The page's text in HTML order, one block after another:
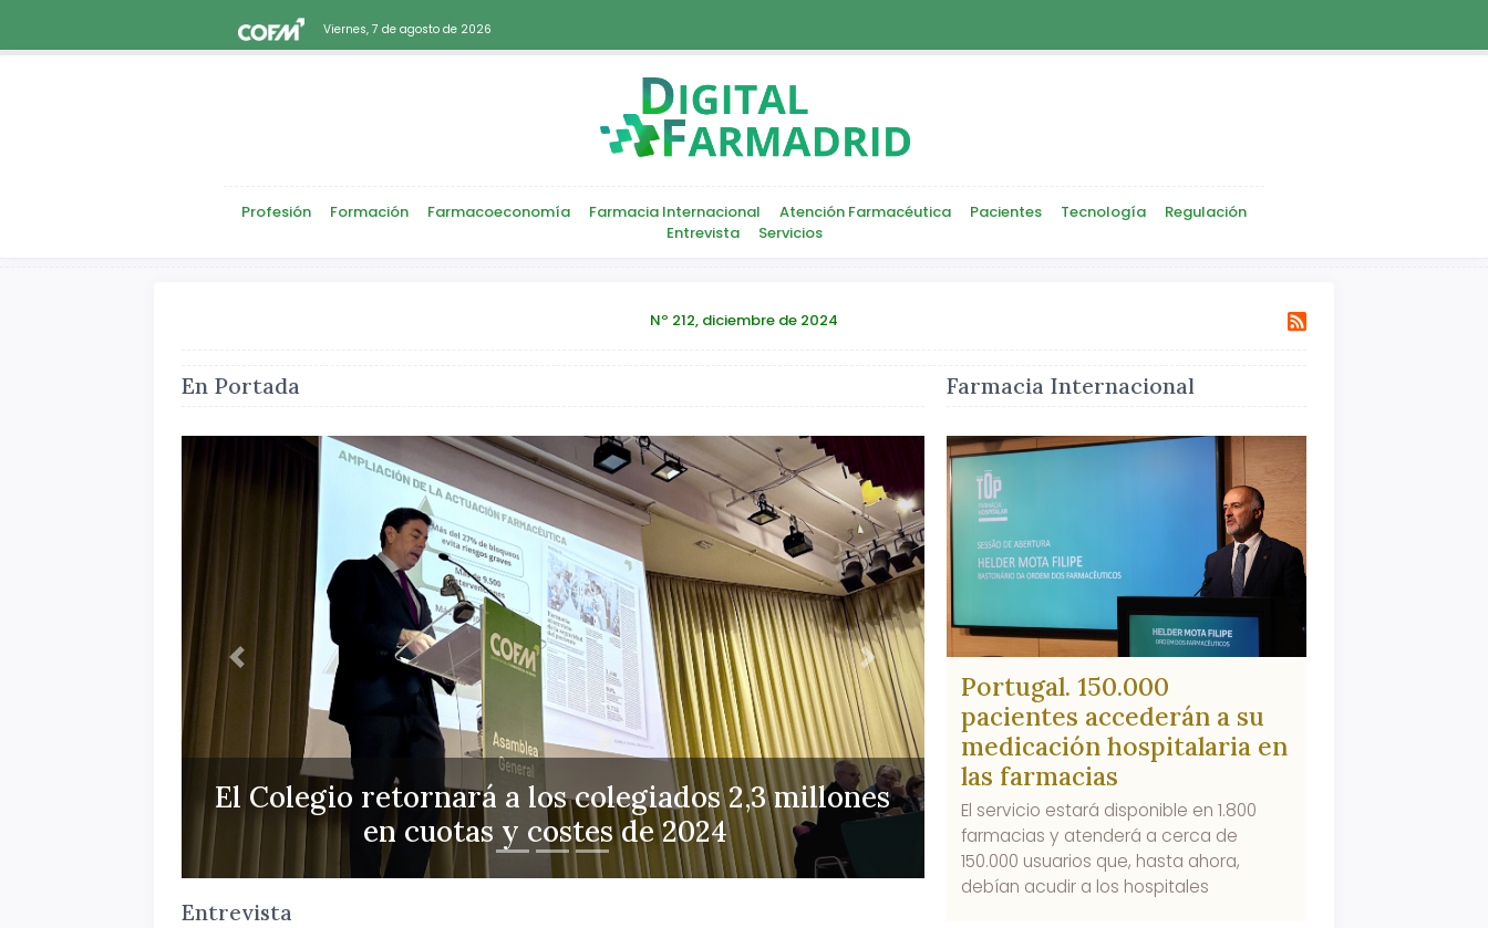
Viernes, 7 de agosto de 2026
Profesión Formación Farmacoeconomía Farmacia Internacional Atención Farmacéutica Pacientes Tecnología
Regulación
Entrevista
Servicios
Nº 212, diciembre de 2024
En Portada
“El servicio de SPD funciona con el boca a boca”
Atrás Siguiente
Entrevista
Farmacia Internacional
Portugal. 150.000
pacientes accederán a su
medicación hospitalaria en
las farmacias
El servicio estará disponible en 1.800
farmacias y atenderá a cerca de
150.000 usuarios que, hasta ahora,
debían acudir a los hospitales